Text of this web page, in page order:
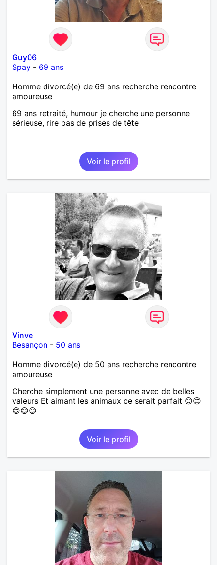
Guy06
Spay - 69 ans
Homme divorcé(e) de 69 ans recherche rencontre
amoureuse
69 ans retraité, humour je cherche une personne
sérieuse, rire pas de prises de tête
Voir le profil
Vinve
Besançon - 50 ans
Homme divorcé(e) de 50 ans recherche rencontre
amoureuse
Cherche simplement une personne avec de belles
valeurs Et aimant les animaux ce serait parfait 😊😊
😊😊😊
Voir le profil